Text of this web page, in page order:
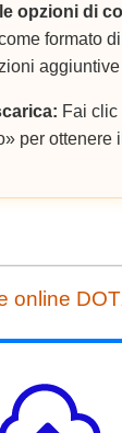
opzioni di
formato
Fai clic
per ottenere
online